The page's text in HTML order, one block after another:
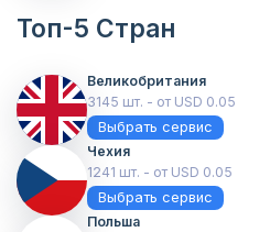
Топ-5 Стран
Великобритания
3145 шт. - от USD 0.05
Выбрать сервис
Чехия
1241 шт. - от USD 0.05
Выбрать сервис
Польша